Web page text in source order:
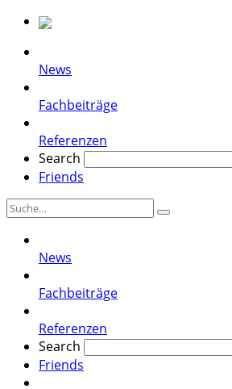
News
Fachbeiträge
Referenzen
Search
Friends
News
Fachbeiträge
Referenzen
Search
Friends